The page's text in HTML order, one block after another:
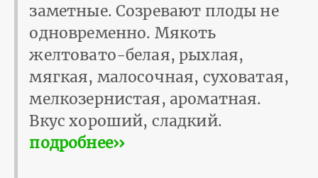
заметные. Созревают плоды не
одновременно. Мякоть
желтовато-белая, рыхлая,
мягкая, малосочная, суховатая,
мелкозернистая, ароматная.
Вкус хороший, сладкий.
подробнее››